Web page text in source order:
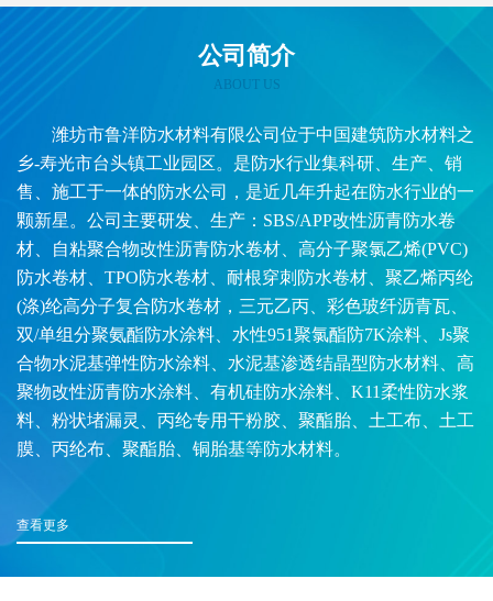
公司简介
ABOUT US
潍坊市鲁洋防水材料有限公司位于中国建筑防水材料之
乡-寿光市台头镇工业园区。是防水行业集科研、生产、销
售、施工于一体的防水公司，是近几年升起在防水行业的一
颗新星。公司主要研发、生产：SBS/APP改性沥青防水卷
材、自粘聚合物改性沥青防水卷材、高分子聚氯乙烯(PVC)
防水卷材、TPO防水卷材、耐根穿刺防水卷材、聚乙烯丙纶
(涤)纶高分子复合防水卷材，三元乙丙、彩色玻纤沥青瓦、
双/单组分聚氨酯防水涂料、水性951聚氯酯防7K涂料、Js聚
合物水泥基弹性防水涂料、水泥基渗透结晶型防水材料、高
聚物改性沥青防水涂料、有机硅防水涂料、K11柔性防水浆
料、粉状堵漏灵、丙纶专用干粉胶、聚酯胎、土工布、土工
膜、丙纶布、聚酯胎、铜胎基等防水材料。
查看更多